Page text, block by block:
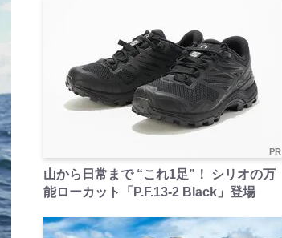
PR
山から日常まで “これ1足”！ シリオの万
能ローカット「P.F.13-2 Black」登場